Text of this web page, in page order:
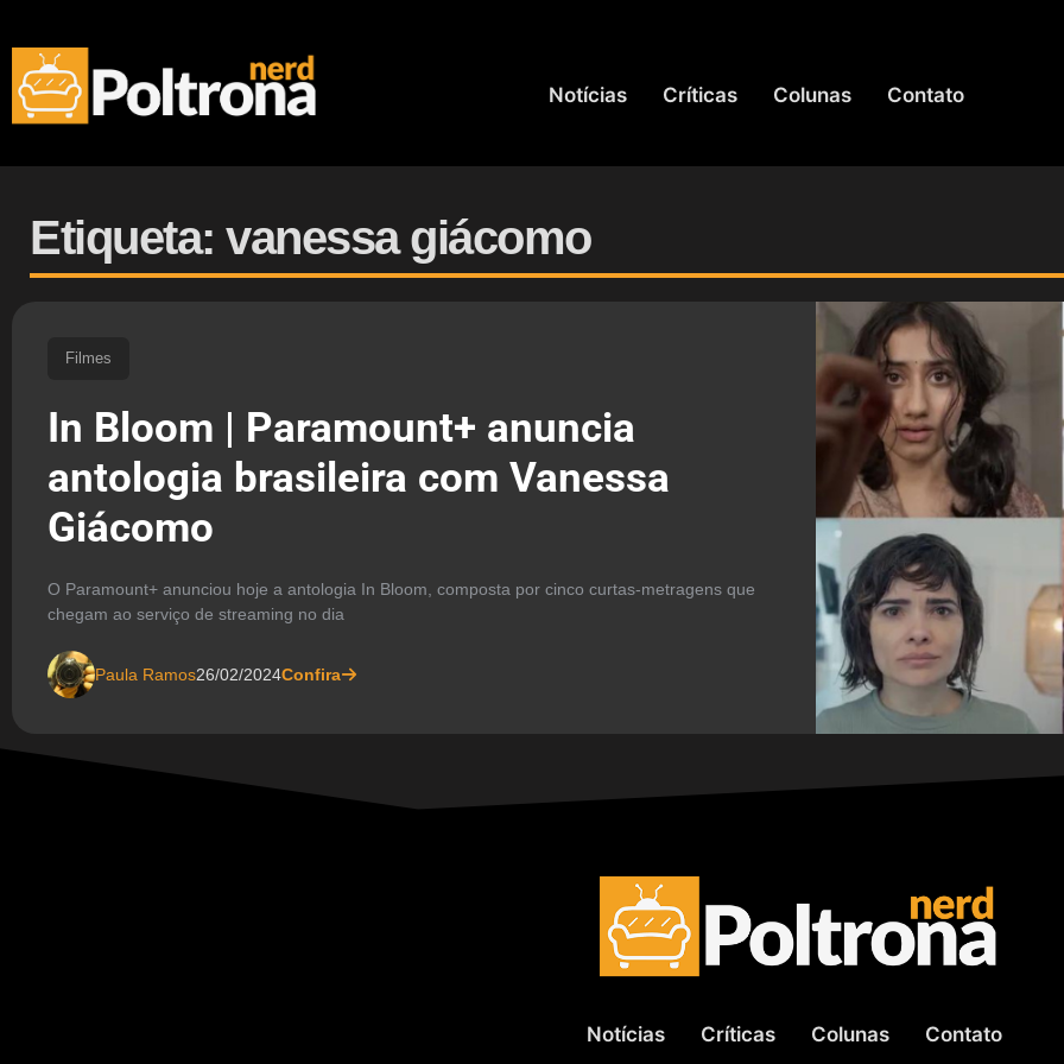
Notícias Críticas Colunas Contato
Etiqueta: vanessa giácomo
Filmes
In Bloom | Paramount+ anuncia
antologia brasileira com Vanessa
Giácomo
O Paramount+ anunciou hoje a antologia In Bloom, composta por cinco curtas-metragens que
chegam ao serviço de streaming no dia
Paula Ramos26/02/2024Confira
Notícias Críticas Colunas Contato